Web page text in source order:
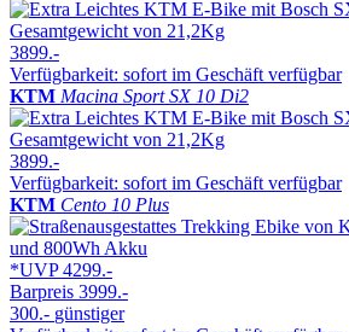
3899.-
Verfügbarkeit: sofort im Geschäft verfügbar
KTM Macina Sport SX 10 Di2
3899.-
Verfügbarkeit: sofort im Geschäft verfügbar
KTM Cento 10 Plus
*UVP4299.-
Barpreis 3999.-
300.- günstiger